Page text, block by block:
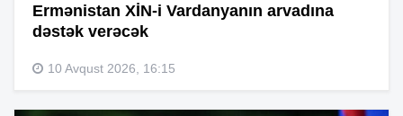
Ermənistan XİN-i Vardanyanın arvadına
dəstək verəcək
10 Avqust 2026, 16:15